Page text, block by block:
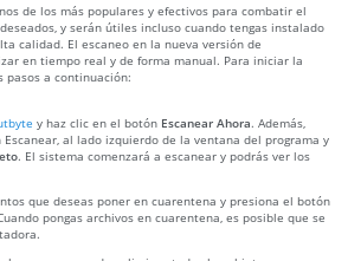
de los más populares y efectivos para combatir el
y serán útiles incluso cuando tengas instalado
calidad. El escaneo en la nueva versión de
en tiempo real y de forma manual. Para iniciar la
pasos a continuación:
y haz clic en el botón Escanear Ahora. Además,
al lado izquierdo de la ventana del programa y
. El sistema comenzará a escanear y podrás ver los
que deseas poner en cuarentena y presiona el botón
pongas archivos en cuarentena, es posible que se